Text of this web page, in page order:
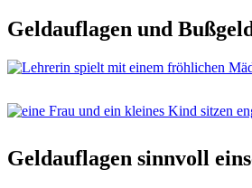
Geldauflagen und
Geldauflagen sinnvoll